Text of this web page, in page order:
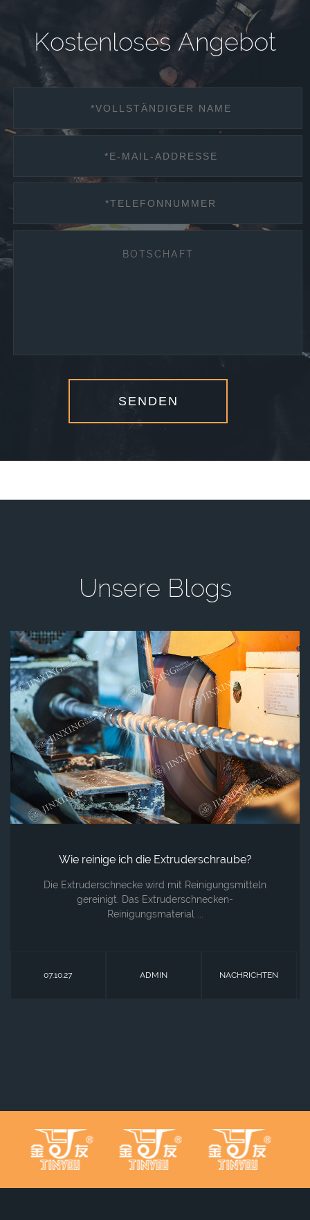
Kostenloses Angebot
Unsere Blogs
Wie reinige ich die Extruderschraube?
Die Extruderschnecke wird mit Reinigungsmitteln
gereinigt. Das Extruderschnecken-
Reinigungsmaterial ...
07.10.27 ADMIN NACHRICHTEN